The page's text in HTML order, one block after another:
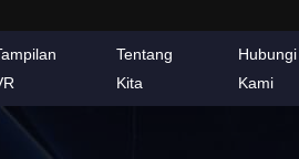
Tentang
Kita
Hubungi
Kami